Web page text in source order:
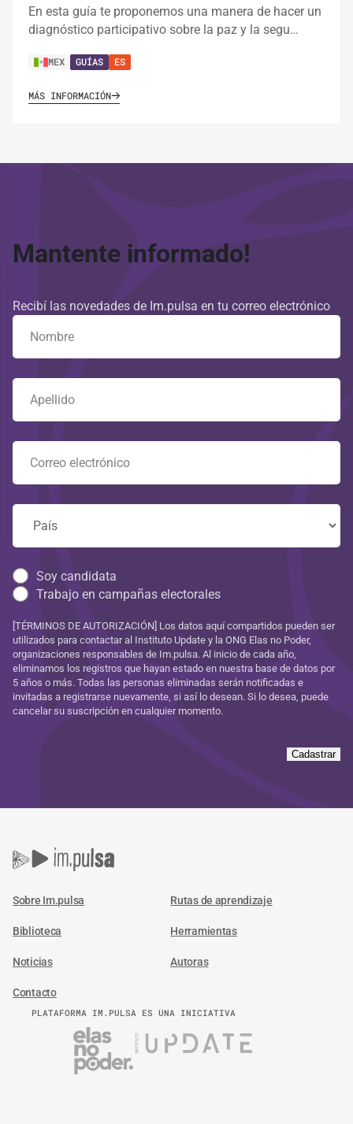
En esta guía te proponemos una manera de hacer un
diagnóstico participativo sobre la paz y la segu…
MEX GUÍAS ES
MÁS INFORMACIÓN
Mantente informado!
Recibí las novedades de Im.pulsa en tu correo electrónico
Soy candidata
Trabajo en campañas electorales
[TÉRMINOS DE AUTORIZACIÓN] Los datos aquí compartidos pueden ser
utilizados para contactar al Instituto Update y la ONG Elas no Poder,
organizaciones responsables de Im.pulsa. Al inicio de cada año,
eliminamos los registros que hayan estado en nuestra base de datos por
5 años o más. Todas las personas eliminadas serán notificadas e
invitadas a registrarse nuevamente, si así lo desean. Si lo desea, puede
cancelar su suscripción en cualquier momento.
Cadastrar
Sobre Im.pulsa Rutas de aprendizaje
Biblioteca Herramientas
Noticias Autoras
Contacto
PLATAFORMA IM.PULSA ES UNA INICIATIVA